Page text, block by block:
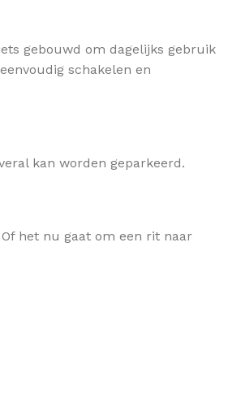
gebouwd om dagelijks gebruik
schakelen en
kan worden geparkeerd.
het nu gaat om een rit naar